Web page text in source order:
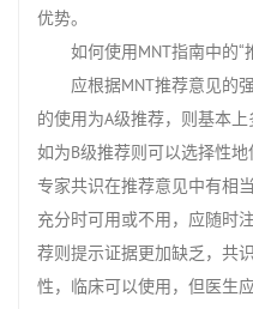
优势。
如何使用MNT指南中的“
应根据MNT推荐意见的强
的使用为A级推荐，则基本
如为B级推荐则可以选择性地
专家共识在推荐意见中有相
充分时可用或不用，应随时
荐则提示证据更加缺乏，共
性，临床可以使用，但医生